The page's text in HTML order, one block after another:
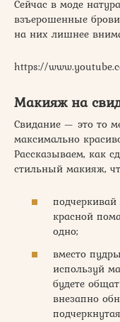
Сейчас в моде
взъерошенные
на них лишнее
https://
Макияж на
Свидание — это то
максимально
Рассказываем, как
стильный макияж,
красной
одно;
вместо
используй
будете
внезапно